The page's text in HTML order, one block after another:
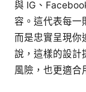
與 IG、
容。這代表每一
而是忠實呈現你
說，這樣的設計
風險，也更適合